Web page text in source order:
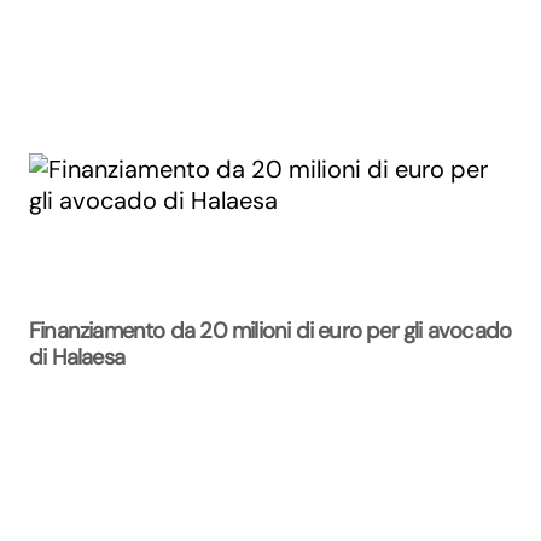
Finanziamento da 20 milioni di euro per gli avocado
di Halaesa